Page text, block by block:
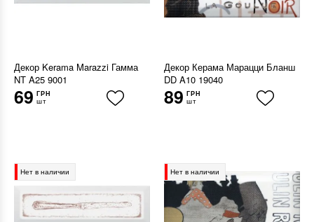
Декор Kerama Marazzi Гамма
NT A25 9001
69 ГРН
шт
Декор Керама Марацци Бланш
DD A10 19040
89 ГРН
шт
Нет в наличии Нет в наличии